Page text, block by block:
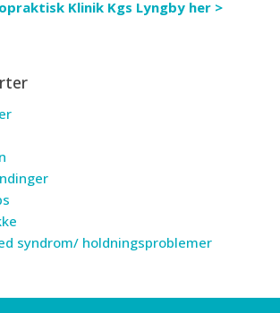
Klinik Kgs Lyngby her >
syndrom/ holdningsproblemer